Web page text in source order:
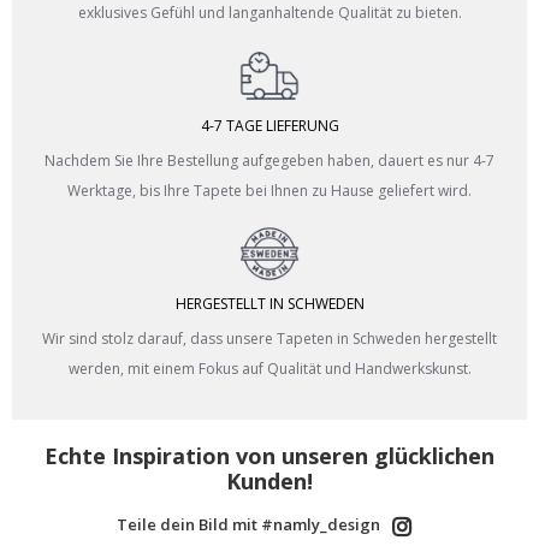
exklusives Gefühl und langanhaltende Qualität zu bieten.
4-7 TAGE LIEFERUNG
Nachdem Sie Ihre Bestellung aufgegeben haben, dauert es nur 4-7
Werktage, bis Ihre Tapete bei Ihnen zu Hause geliefert wird.
HERGESTELLT IN SCHWEDEN
Wir sind stolz darauf, dass unsere Tapeten in Schweden hergestellt
werden, mit einem Fokus auf Qualität und Handwerkskunst.
Echte Inspiration von unseren glücklichen
Kunden!
Teile dein Bild mit #namly_design